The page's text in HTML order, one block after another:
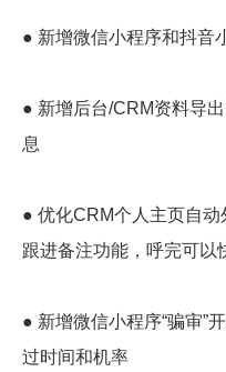
● 新增微信小程序和抖音
● 新增后台/CRM资料导
息
● 优化CRM个人主页自
跟进备注功能，呼完可以
● 新增微信小程序“骗审”
过时间和机率